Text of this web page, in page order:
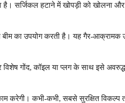
सर्जिकल हटाने में खोपड़ी को खोलना
बीम का उपयोग करती है। यह गैर-
गोंद, कॉइल या प्लग के साथ इसे
कभी-कभी, सबसे सुरक्षित विकल्प